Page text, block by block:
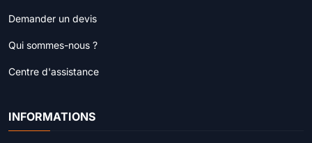
Demander un devis
Qui sommes-nous ?
Centre d'assistance
INFORMATIONS